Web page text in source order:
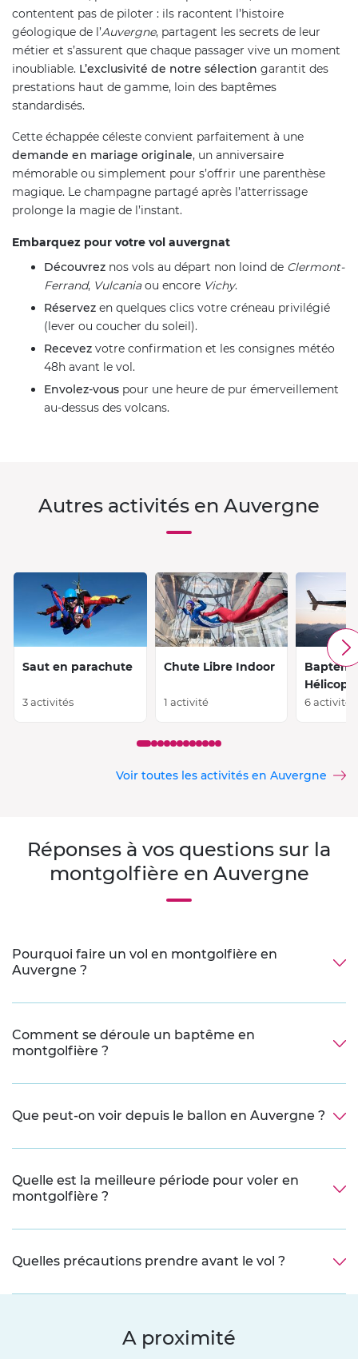
contentent pas de piloter : ils racontent l’histoire
géologique de l’Auvergne, partagent les secrets de leur
métier et s’assurent que chaque passager vive un moment
inoubliable. L’exclusivité de notre sélection garantit des
prestations haut de gamme, loin des baptêmes
standardisés.
Cette échappée céleste convient parfaitement à une
demande en mariage originale, un anniversaire
mémorable ou simplement pour s’offrir une parenthèse
magique. Le champagne partagé après l’atterrissage
prolonge la magie de l’instant.
Embarquez pour votre vol auvergnat
Découvrez nos vols au départ non loind de Clermont-
Ferrand, Vulcaniaou encore Vichy.
Réservez en quelques clics votre créneau privilégié
(lever ou coucher du soleil).
Recevez votre confirmation et les consignes météo
48h avant le vol.
Envolez-vous pour une heure de pur émerveillement
au-dessus des volcans.
Autres activités en Auvergne
Saut en parachute
3 activités
Chute Libre Indoor
1 activité 6 activités
Voir toutes les activités en Auvergne
Réponses à vos questions sur la
montgolfière en Auvergne
Pourquoi faire un vol en montgolfière en
Auvergne ?
Comment se déroule un baptême en
montgolfière ?
Que peut-on voir depuis le ballon en Auvergne ?
Quelle est la meilleure période pour voler en
montgolfière ?
Quelles précautions prendre avant le vol ?
A proximité